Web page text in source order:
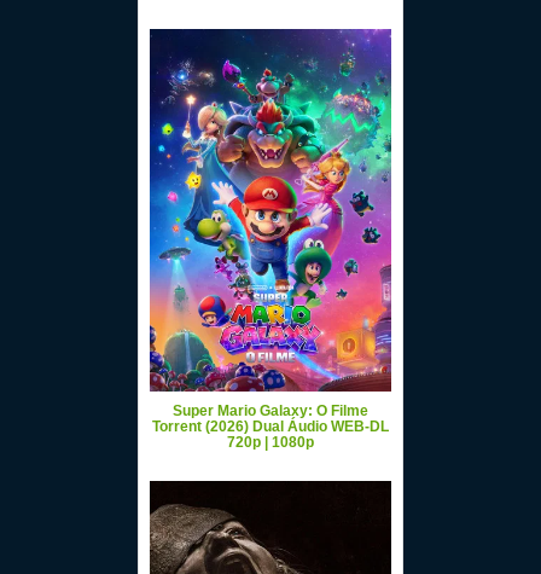
Super Mario Galaxy: O Filme
Torrent (2026) Dual Áudio WEB-DL
720p | 1080p